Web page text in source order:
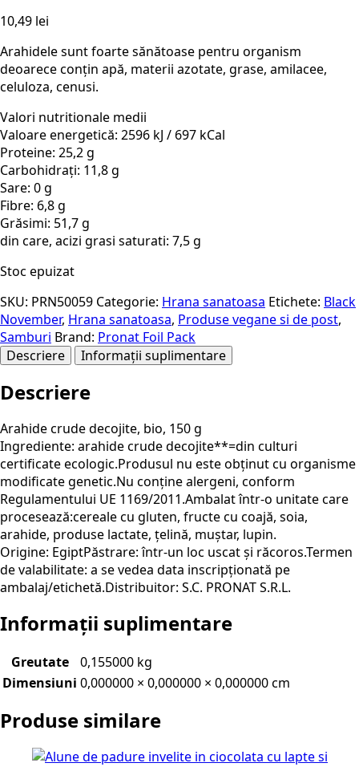
10,49 lei
Arahidele sunt foarte sănătoase pentru organism
deoarece conțin apă, materii azotate, grase, amilacee,
celuloza, cenusi.
Valori nutritionale medii
Valoare energetică: 2596 kJ / 697 kCal
Proteine: 25,2 g
Carbohidrați: 11,8 g
Sare: 0 g
Fibre: 6,8 g
Grăsimi: 51,7 g
din care, acizi grasi saturati: 7,5 g
Stoc epuizat
SKU: PRN50059 Categorie: Hrana sanatoasa Etichete: Black
November, Hrana sanatoasa, Produse vegane si de post,
Samburi Brand: Pronat Foil Pack
Descriere
Informații suplimentare
Descriere
Arahide crude decojite, bio, 150 g
Ingrediente: arahide crude decojite**=din culturi
certificate ecologic.Produsul nu este obţinut cu organisme
modificate genetic.Nu conține alergeni, conform
Regulamentului UE 1169/2011.Ambalat într-o unitate care
procesează:cereale cu gluten, fructe cu coajă, soia,
arahide, produse lactate, țelină, muștar, lupin.
Origine: EgiptPăstrare: într-un loc uscat și răcoros.Termen
de valabilitate: a se vedea data inscripționată pe
ambalaj/etichetă.Distribuitor: S.C. PRONAT S.R.L.
Informații suplimentare
Greutate
0,155000 kg
Dimensiuni 0,000000 × 0,000000 × 0,000000 cm
Produse similare